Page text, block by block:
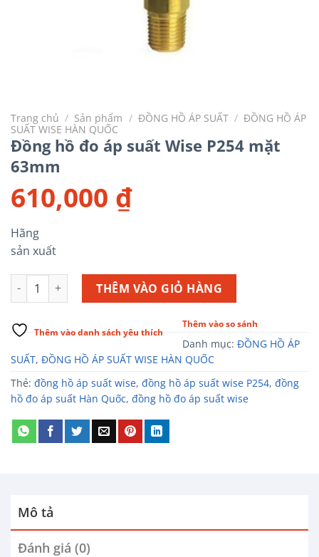
Trang chủ / Sản phẩm / ĐỒNG HỒ ÁP SUẤT / ĐỒNG HỒ ÁP
SUẤT WISE HÀN QUỐC
Đồng hồ đo áp suất Wise P254 mặt
63mm
610,000 ₫
Hãng
sản xuất
Đồng hồ đo áp suất Wise P254 mặt 63mm số lượng
THÊM VÀO GIỎ HÀNG
Thêm vào danh sách yêu thích
Thêm vào so sánh
Danh mục: ĐỒNG HỒ ÁP
SUẤT, ĐỒNG HỒ ÁP SUẤT WISE HÀN QUỐC
Thẻ: đồng hồ áp suất wise, đồng hồ áp suất wise P254, đồng
hồ đo áp suất Hàn Quốc, đồng hồ đo áp suất wise
Mô tả
Đánh giá (0)